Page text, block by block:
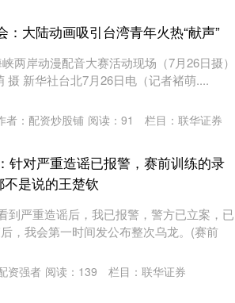
大陆动画吸引台湾青年火热“献声”
两岸动漫配音大赛活动现场（7月26日摄）
新华社台北7月26日电（记者褚萌....
者：配资炒股铺 阅读： 91 栏目： 联华证券
针对严重造谣已报警，赛前训练的录
是说的王楚钦
到严重造谣后，我已报警，警方已立案，已
，我会第一时间发公布整次乌龙。(赛前
资强者 阅读： 139 栏目： 联华证券